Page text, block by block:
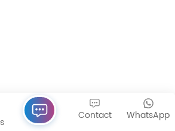
WhatsApp
Contact